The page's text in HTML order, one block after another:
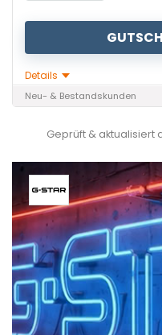
Details
Neu- & Bestandskunden
Geprüft & aktualisiert